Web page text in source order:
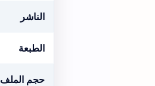
الناشر
الطبعة
حجم الملف